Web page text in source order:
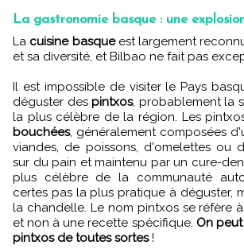
La gastronomie basque : une
La cuisine basque est largement
et sa diversité, et Bilbao ne fait pas
Il est impossible de visiter le Pays
déguster des pintxos, probablement la
la plus célèbre de la région. Les
bouchées, généralement composées
viandes, de poissons, d'omelettes ou
sur du pain et maintenu par un cure-
plus célèbre de la communauté
certes pas la plus pratique à déguster,
la chandelle. Le nom pintxos se réfère
et non à une recette spécifique. On
pintxos de toutes sortes!